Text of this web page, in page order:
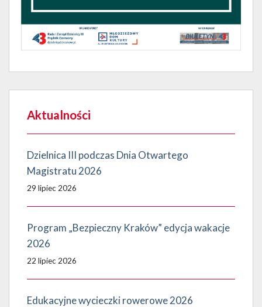
Aktualności
Dzielnica III podczas Dnia Otwartego
Magistratu 2026
29 lipiec 2026
Program „Bezpieczny Kraków” edycja wakacje
2026
22 lipiec 2026
Edukacyjne wycieczki rowerowe 2026